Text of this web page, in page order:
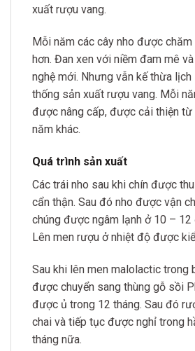
xuất rượu vang.
Mỗi năm các cây nho được
hơn. Đan xen với niềm đam mê
nghệ mới. Nhưng vẫn kế thừa
thống sản xuất rượu vang. Mỗi
được nâng cấp, được cải thiện từ
năm khác.
Quá trình sản xuất
Các trái nho sau khi chín được
cẩn thận. Sau đó nho được vận
chúng được ngâm lạnh ở 10 – 12
Lên men rượu ở nhiệt độ được
Sau khi lên men malolactic trong
được chuyển sang thùng gỗ sồi
được ủ trong 12 tháng. Sau đó
chai và tiếp tục được nghỉ trong
tháng nữa.